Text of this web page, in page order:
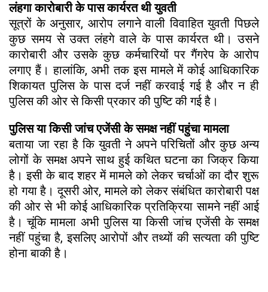
लंहगा कारोबारी के पास कार्यरत थी युवती
सूत्रों के अनुसार, आरोप लगाने वाली विवाहित युवती पिछले
कुछ समय से उक्त लंहगे वाले के पास कार्यरत थी। उसने
कारोबारी और उसके कुछ कर्मचारियों पर गैंगरेप के आरोप
लगाए हैं। हालांकि, अभी तक इस मामले में कोई आधिकारिक
शिकायत पुलिस के पास दर्ज नहीं करवाई गई है और न ही
पुलिस की ओर से किसी प्रकार की पुष्टि की गई है।
पुलिस या किसी जांच एजेंसी के समक्ष नहीं पहुंचा मामला
बताया जा रहा है कि युवती ने अपने परिचितों और कुछ अन्य
लोगों के समक्ष अपने साथ हुई कथित घटना का जिक्र किया
है। इसी के बाद शहर में मामले को लेकर चर्चाओं का दौर शुरू
हो गया है। दूसरी ओर, मामले को लेकर संबंधित कारोबारी पक्ष
की ओर से भी कोई आधिकारिक प्रतिक्रिया सामने नहीं आई
है। चूंकि मामला अभी पुलिस या किसी जांच एजेंसी के समक्ष
नहीं पहुंचा है, इसलिए आरोपों और तथ्यों की सत्यता की पुष्टि
होना बाकी है।